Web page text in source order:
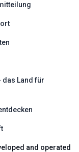
das Land für
and operated